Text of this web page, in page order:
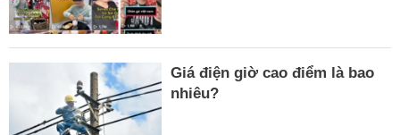
Giá điện giờ cao điểm là bao
nhiêu?